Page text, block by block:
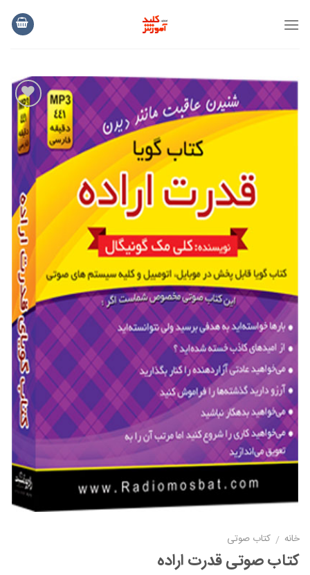
افزودن
به
علاقه
مندی
ها
خانه / کتاب صوتی
کتاب صوتی قدرت اراده